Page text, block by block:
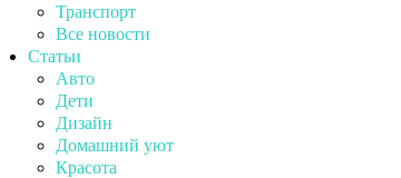
Транспорт
Все новости
Статьи
Авто
Дети
Дизайн
Домашний уют
Красота